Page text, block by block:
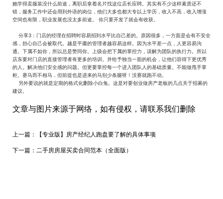
她学得卖服装没什么前途，离职后拿着名片找这位店长应聘。其实有不少这样素质还不
错，服务工作中还会用到外语的岗位，他们大多也都大专以上学历，收入不高，收入增涨
空间也有限，职业发展也没太多前途。 你只要开发了就会有收获。
分享3：门店的经理在招聘时容易招到水平比自己差的。原因很多，一方面是会有不安全
感，担心自己会被取代。越是平庸的管理者越容易这样。因为水平差一点，人更容易沟
通。下属不如你，所以总是赞同你。上级会把下属的掌控力，误解为团队的执行力。所以
店东要对门店的直接管理者有更多的培训。并给予独当一面的机会，让他们容得下更优秀
的人。解决他们安全感的问题。但更要掌控每一个进入团队人的基础质量。不能做甩手掌
柜。赛马而不相马，但前提也是进来的马别少条腿呀！没赛就跑不动。
另外要说的就是定期的格式化删除小白兔。这是对要创业做房产老板的几点关于招募的
建议。
文章与图片来源于网络，如有侵权，请联系我们删除
上一篇： 【专业版】房产经纪人跑盘要了解的具体事项
下一篇： 二手房房屋买卖合同范本（全面版）